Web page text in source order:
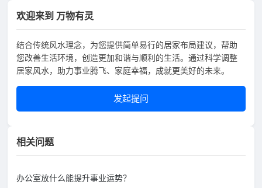
欢迎来到 万物有灵
结合传统风水理念，为您提供简单易行的居家布局建议，帮助
您改善生活环境，创造更加和谐与顺利的生活。通过科学调整
居家风水，助力事业腾飞、家庭幸福，成就更美好的未来。
发起提问
相关问题
办公室放什么能提升事业运势？